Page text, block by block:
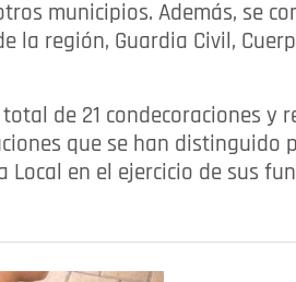
municipios. Además, se
la región, Guardia Civil,
de 21 condecoraciones y
que se han distinguido
en el ejercicio de sus